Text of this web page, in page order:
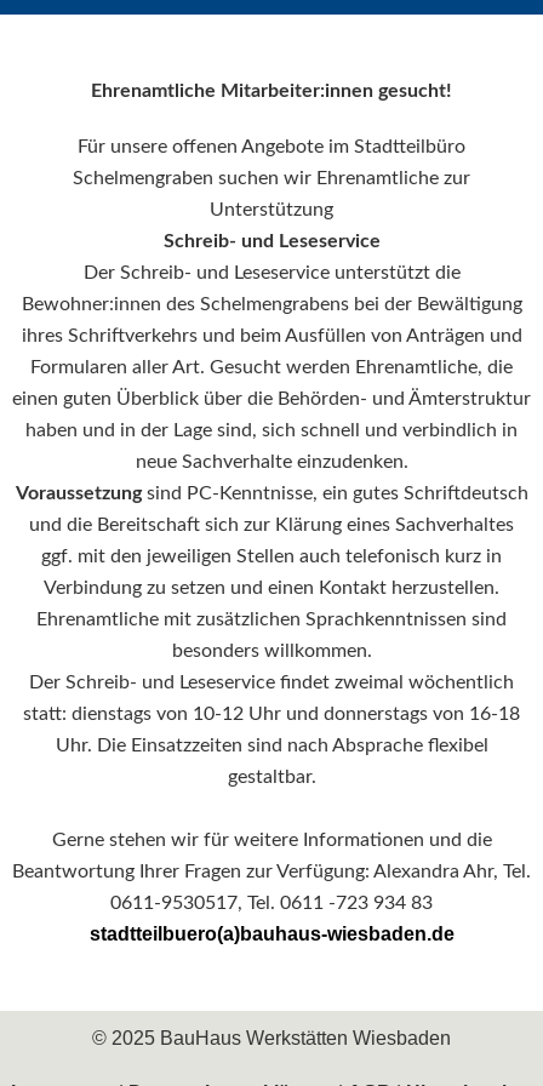
Ehrenamtliche Mitarbeiter:innen gesucht!
Für unsere offenen Angebote im Stadtteilbüro
Schelmengraben suchen wir Ehrenamtliche zur
Unterstützung
Schreib- und Leseservice
Der Schreib- und Leseservice unterstützt die
Bewohner:innen des Schelmengrabens bei der Bewältigung
ihres Schriftverkehrs und beim Ausfüllen von Anträgen und
Formularen aller Art. Gesucht werden Ehrenamtliche, die
einen guten Überblick über die Behörden- und Ämterstruktur
haben und in der Lage sind, sich schnell und verbindlich in
neue Sachverhalte einzudenken.
Voraussetzungsind PC-Kenntnisse, ein gutes Schriftdeutsch
und die Bereitschaft sich zur Klärung eines Sachverhaltes
ggf. mit den jeweiligen Stellen auch telefonisch kurz in
Verbindung zu setzen und einen Kontakt herzustellen.
Ehrenamtliche mit zusätzlichen Sprachkenntnissen sind
besonders willkommen.
Der Schreib- und Leseservice findet zweimal wöchentlich
statt: dienstags von 10-12 Uhr und donnerstags von 16-18
Uhr. Die Einsatzzeiten sind nach Absprache flexibel
gestaltbar.
Gerne stehen wir für weitere Informationen und die
Beantwortung Ihrer Fragen zur Verfügung: Alexandra Ahr, Tel.
0611-9530517, Tel. 0611 -723 934 83
stadtteilbuero(a)bauhaus-wiesbaden.de
© 2025 BauHaus Werkstätten Wiesbaden